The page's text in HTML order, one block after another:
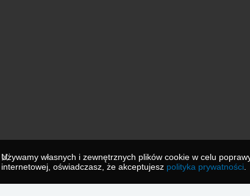
Używamy własnych i zewnętrznych plików cookie w celu
internetowej, oświadczasz, że akceptujesz polityka prywatności